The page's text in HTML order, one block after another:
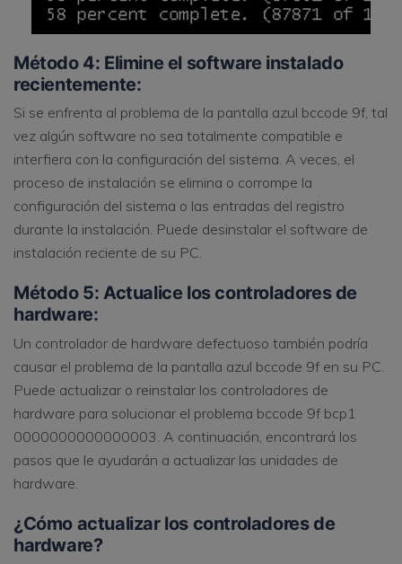
Método 4: Elimine el software instalado
recientemente:
Si se enfrenta al problema de la pantalla azul bccode 9f, tal
vez algún software no sea totalmente compatible e
interfiera con la configuración del sistema. A veces, el
proceso de instalación se elimina o corrompe la
configuración del sistema o las entradas del registro
durante la instalación. Puede desinstalar el software de
instalación reciente de su PC.
Método 5: Actualice los controladores de
hardware:
Un controlador de hardware defectuoso también podría
causar el problema de la pantalla azul bccode 9f en su PC.
Puede actualizar o reinstalar los controladores de
hardware para solucionar el problema bccode 9f bcp1
0000000000000003. A continuación, encontrará los
pasos que le ayudarán a actualizar las unidades de
hardware.
¿Cómo actualizar los controladores de
hardware?